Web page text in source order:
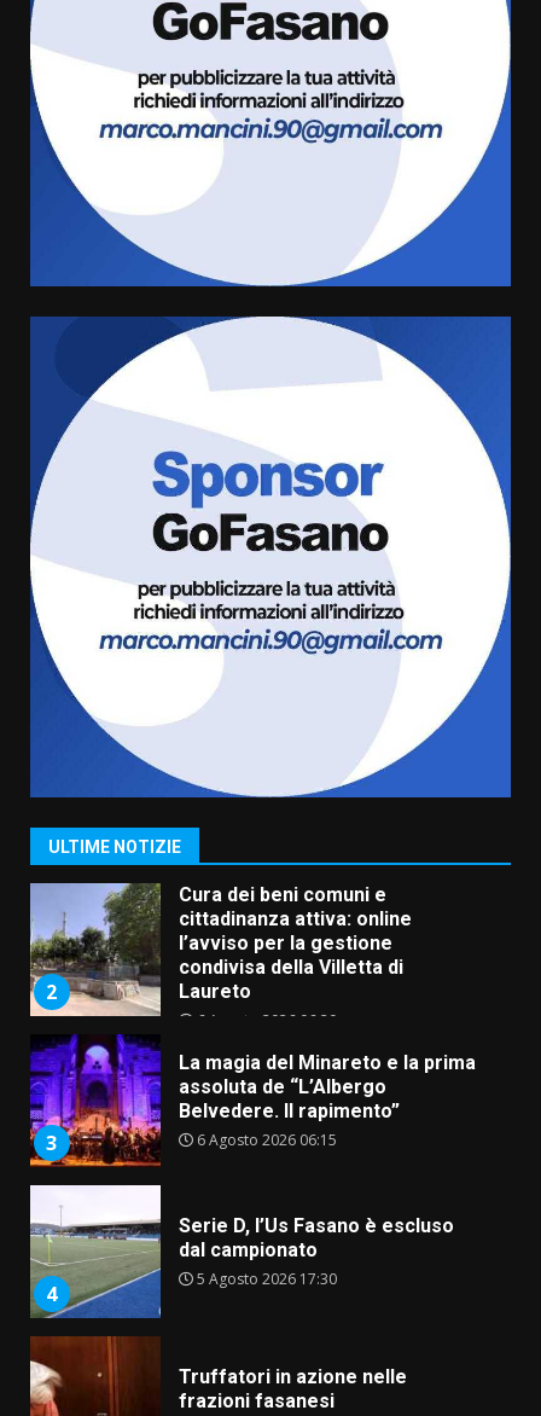
ULTIME NOTIZIE
La magia del Minareto e la prima
assoluta de “L’Albergo
Belvedere. Il rapimento”
6 Agosto 2026 06:15
Serie D, l’Us Fasano è escluso
dal campionato
Truffatori in azione nelle
frazioni fasanesi
5 Agosto 2026 11:03
Residenti di Savelletri scrivono
al Prefetto: “Noi cittadini di
serie B”
5 Agosto 2026 06:15
A Savelletri torna la Sagra del
Pesce Spada: appuntamento a
sabato 8 agosto
5 Agosto 2026 06:10
1
Grazia Neglia, coordinatrice
cittadina di Fratelli d’Italia,
pronta a tornare in Consiglio
2
Cura dei beni comuni e
cittadinanza attiva: online
l’avviso per la gestione
condivisa della Villetta di
Laureto
6 Agosto 2026 06:20
3
La magia del Minareto e la prima
assoluta de “L’Albergo
Belvedere. Il rapimento”
6 Agosto 2026 06:15
4
Serie D, l’Us Fasano è escluso
dal campionato
5 Agosto 2026 17:30
Truffatori in azione nelle
frazioni fasanesi